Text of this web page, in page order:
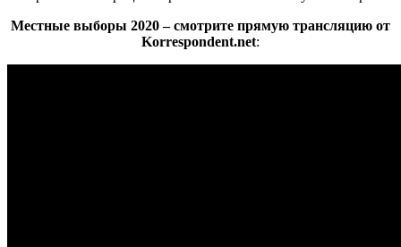
Местные выборы 2020 – смотрите прямую трансляцию от
Korrespondent.net: